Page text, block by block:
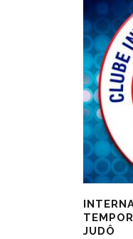
JUDÔ